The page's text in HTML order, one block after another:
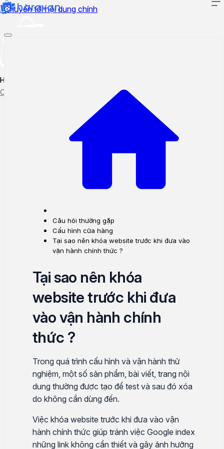
Chuyển tới nội dung chính
Hướng dẫn sử dụng
Cập nhật tính năng mới
Theo dõi ticket
Câu hỏi thường gặp
Cấu hình cửa hàng
Tại sao nên khóa website trước khi đưa vào
vận hành chính thức ?
Tại sao nên khóa
website trước khi đưa
vào vận hành chính
thức ?
Trong quá trình cấu hình và vận hành thử
nghiệm, một số sản phẩm, bài viết, trang nội
dung thường được tạo để test và sau đó xóa
do không cần dùng đến.
Việc khóa website trước khi đưa vào vận
hành chính thức giúp tránh việc Google index
những link không cần thiết và gây ảnh hưởng